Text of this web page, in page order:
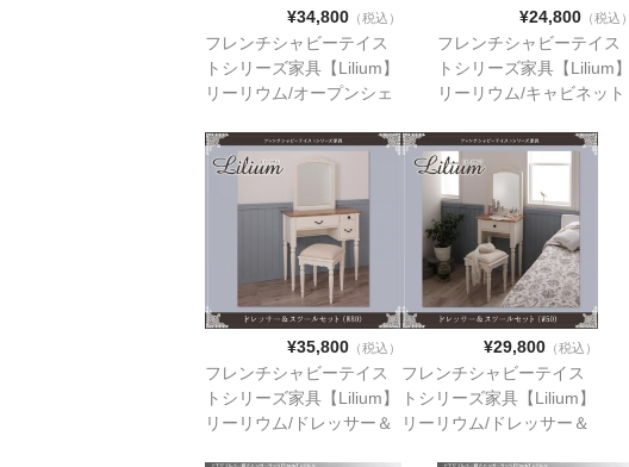
¥34,800 （税込）
フレンチシャビーテイス
トシリーズ家具【Lilium】
リーリウム/オープンシェ
¥24,800 （税込）
フレンチシャビーテイス
トシリーズ家具【Lilium】
リーリウム/キャビネット
¥35,800 （税込）
フレンチシャビーテイス
トシリーズ家具【Lilium】
リーリウム/ドレッサー＆
¥29,800 （税込）
フレンチシャビーテイス
トシリーズ家具【Lilium】
リーリウム/ドレッサー＆